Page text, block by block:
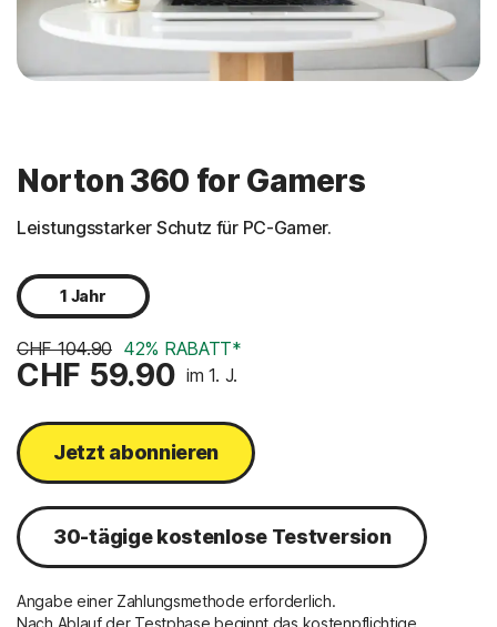
Norton 360 for Gamers
Leistungsstarker Schutz für PC-Gamer.
1 Jahr
CHF 104.90 42% RABATT*
CHF 59.90 im 1. J.
Jetzt abonnieren
30-tägige kostenlose Testversion
Angabe einer Zahlungsmethode erforderlich.